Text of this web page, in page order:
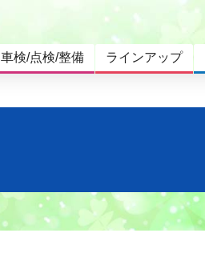
車検/点検/整備 ラインアップ